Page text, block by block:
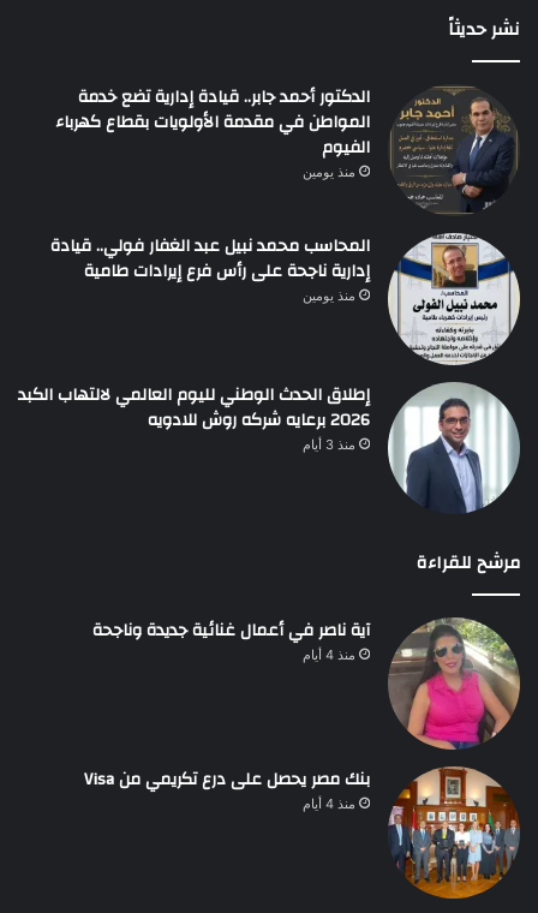
نشر حديثاً
الدكتور أحمد جابر.. قيادة إدارية تضع خدمة
المواطن في مقدمة الأولويات بقطاع كهرباء
الفيوم
منذ يومين
المحاسب محمد نبيل عبد الغفار فولي.. قيادة
إدارية ناجحة على رأس فرع إيرادات طامية
منذ يومين
إطلاق الحدث الوطني لليوم العالمي لالتهاب الكبد
2026 برعايه شركه روش للادويه
منذ 3 أيام
مرشح للقراءة
آية ناصر في أعمال غنائية جديدة وناجحة
منذ 4 أيام
بنك مصر يحصل على درع تكريمي من Visa
منذ 4 أيام